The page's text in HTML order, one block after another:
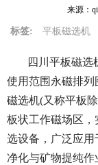
来源：
标签: 平板磁选机
四川平板磁选
使用范围永磁排列
磁选机(又称平板
板状工作磁场区
选设备，广泛应
净化与矿物提纯作